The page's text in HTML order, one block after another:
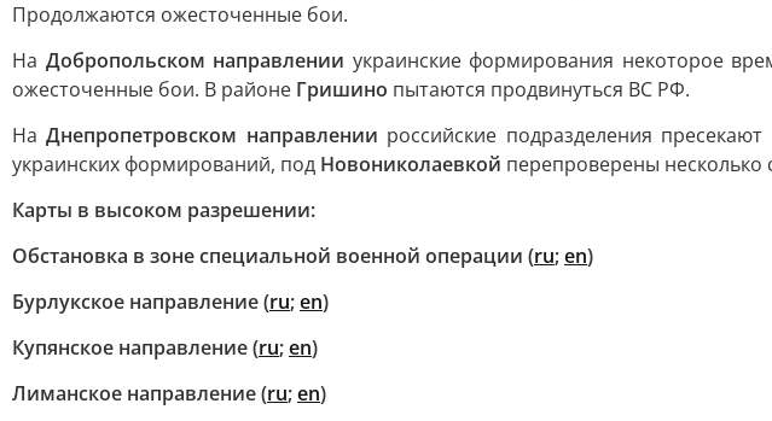
Продолжаются ожесточенные бои.
На Добропольском направлении украинские формирования некоторое
ожесточенные бои. В районе Гришино пытаются продвинуться ВС РФ.
НаДнепропетровском направлении российские подразделения
украинских формирований, под Новониколаевкой перепроверены несколько
Карты в высоком разрешении:
Обстановка в зоне специальной военной операции (ru;en)
Бурлукское направление (ru;en)
Купянское направление (ru;en)
Лиманское направление (ru;en)